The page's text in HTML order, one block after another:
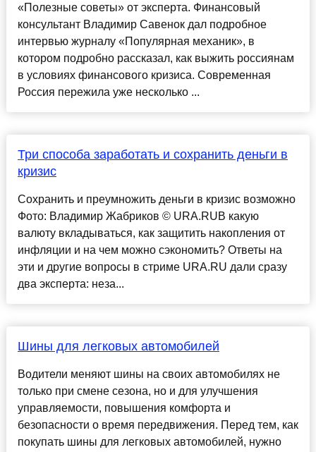
«Полезные советы» от эксперта. Финансовый
консультант Владимир Савенок дал подробное
интервью журналу «Популярная механик», в
котором подробно рассказал, как выжить россиянам
в условиях финансового кризиса. Современная
Россия пережила уже несколько ...
Три способа заработать и сохранить деньги в
кризис
Сохранить и преумножить деньги в кризис возможно
Фото: Владимир Жабриков © URA.RUВ какую
валюту вкладываться, как защитить накопления от
инфляции и на чем можно сэкономить? Ответы на
эти и другие вопросы в стриме URA.RU дали сразу
два эксперта: неза...
Шины для легковых автомобилей
Водители меняют шины на своих автомобилях не
только при смене сезона, но и для улучшения
управляемости, повышения комфорта и
безопасности о время передвижения. Перед тем, как
покупать шины для легковых автомобилей, нужно